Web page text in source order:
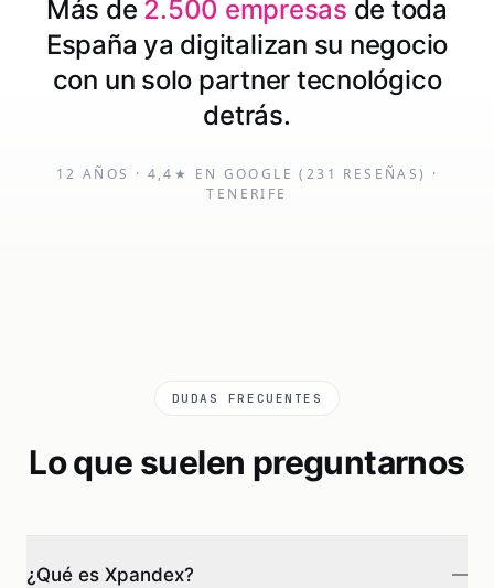
Más de 2.500 empresas de toda
España ya digitalizan su negocio
con un solo partner tecnológico
detrás.
12 AÑOS · 4,4★ EN GOOGLE (231 RESEÑAS) ·
TENERIFE
DUDAS FRECUENTES
Lo que suelen preguntarnos
¿Qué es Xpandex?